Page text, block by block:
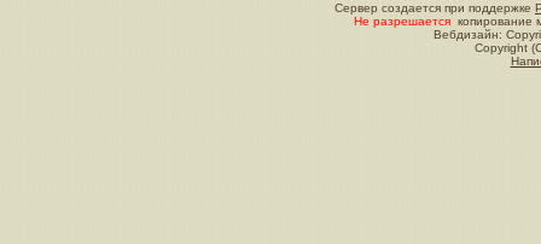
Сервер создается при поддержке
Не разрешается копирование
Вебдизайн:
Copyright